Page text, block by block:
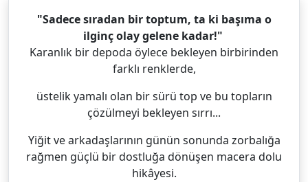
"Sadece sıradan bir toptum, ta ki başıma o
ilginç olay gelene kadar!"
Karanlık bir depoda öylece bekleyen birbirinden
farklı renklerde,
üstelik yamalı olan bir sürü top ve bu topların
çözülmeyi bekleyen sırrı...
Yiğit ve arkadaşlarının günün sonunda zorbalığa
rağmen güçlü bir dostluğa dönüşen macera dolu
hikâyesi.